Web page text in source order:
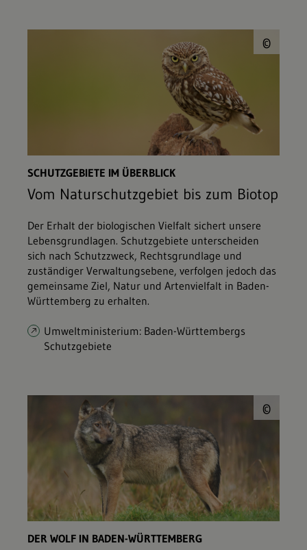
©
SCHUTZGEBIETE IM ÜBERBLICK
Vom Naturschutzgebiet bis zum Biotop
Der Erhalt der biologischen Vielfalt sichert unsere
Lebensgrundlagen. Schutzgebiete unterscheiden
sich nach Schutzzweck, Rechtsgrundlage und
zuständiger Verwaltungsebene, verfolgen jedoch das
gemeinsame Ziel, Natur und Artenvielfalt in Baden-
Württemberg zu erhalten.
Umweltministerium: Baden-Württembergs
Schutzgebiete
©
DER WOLF IN BADEN-WÜRTTEMBERG